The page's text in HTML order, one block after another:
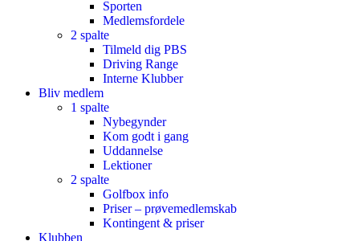
Sporten
Medlemsfordele
2 spalte
Tilmeld dig PBS
Driving Range
Interne Klubber
Bliv medlem
1 spalte
Nybegynder
Kom godt i gang
Uddannelse
Lektioner
2 spalte
Golfbox info
Priser – prøvemedlemskab
Kontingent & priser
Klubben